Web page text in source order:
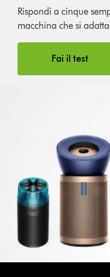
Rispondi a cinque
macchina che si
Fai il test